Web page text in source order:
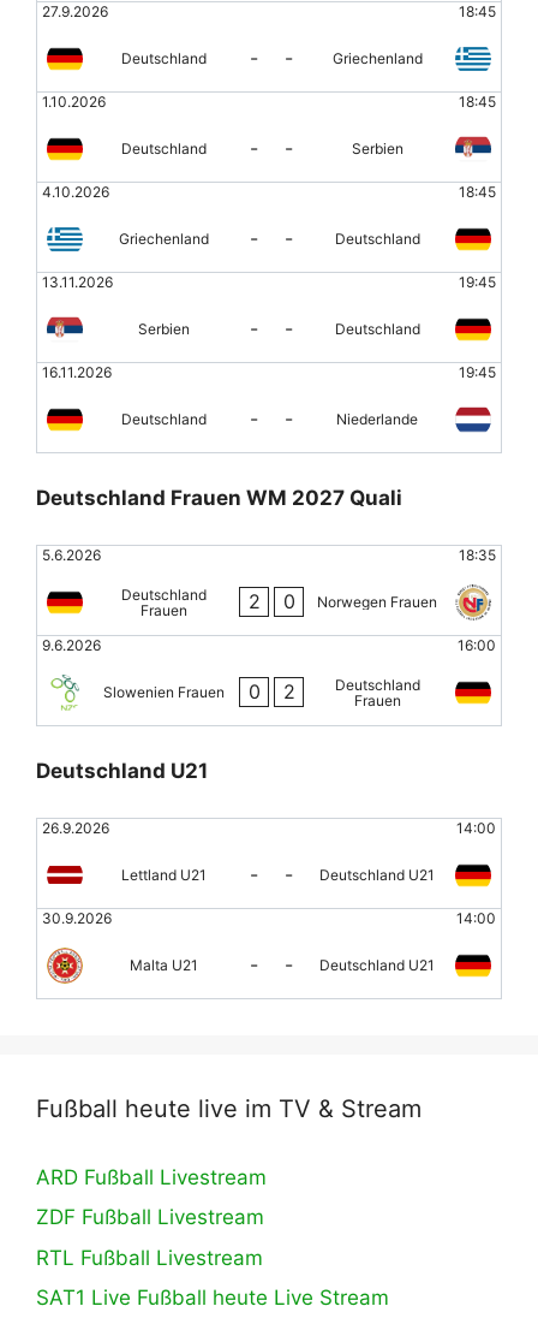
27.9.2026 18:45
Deutschland - - Griechenland
1.10.2026 18:45
Deutschland - - Serbien
4.10.2026 18:45
Griechenland - - Deutschland
13.11.2026 19:45
Serbien - - Deutschland
16.11.2026 19:45
Deutschland - - Niederlande
Deutschland Frauen WM 2027 Quali
5.6.2026 18:35
Deutschland
Frauen
2 0 Norwegen Frauen
9.6.2026 16:00
Slowenien Frauen 0 2
Deutschland
Frauen
Deutschland U21
26.9.2026 14:00
Lettland U21 - - Deutschland U21
30.9.2026 14:00
Malta U21 - - Deutschland U21
Fußball heute live im TV & Stream
ARD Fußball Livestream
ZDF Fußball Livestream
RTL Fußball Livestream
SAT1 Live Fußball heute Live Stream